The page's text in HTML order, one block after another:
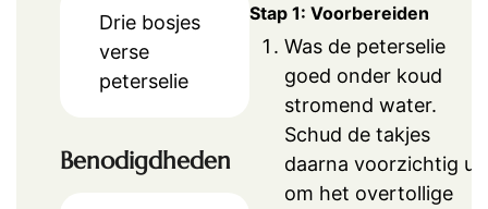
Drie bosjes
verse
peterselie
Benodigdheden
Stap 1: Voorbereiden
Was de peterselie
goed onder koud
stromend water.
Schud de takjes
daarna voorzichtig uit
om het overtollige